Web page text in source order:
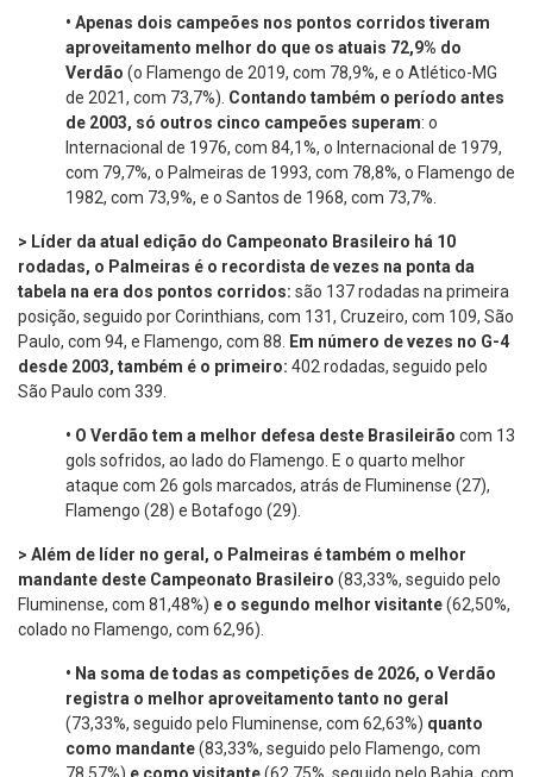
• Apenas dois campeões nos pontos corridos tiveram
aproveitamento melhor do que os atuais 72,9% do
Verdão (o Flamengo de 2019, com 78,9%, e o Atlético-MG
de 2021, com 73,7%). Contando também o período antes
de 2003, só outros cinco campeões superam: o
Internacional de 1976, com 84,1%, o Internacional de 1979,
com 79,7%, o Palmeiras de 1993, com 78,8%, o Flamengo de
1982, com 73,9%, e o Santos de 1968, com 73,7%.
> Líder da atual edição do Campeonato Brasileiro há 10
rodadas, o Palmeiras é o recordista de vezes na ponta da
tabela na era dos pontos corridos: são 137 rodadas na primeira
posição, seguido por Corinthians, com 131, Cruzeiro, com 109, São
Paulo, com 94, e Flamengo, com 88.
Em número de vezes no G-4
desde 2003, também é o primeiro: 402 rodadas, seguido pelo
São Paulo com 339.
• O Verdão tem a melhor defesa deste Brasileirão com 13
gols sofridos, ao lado do Flamengo. E o quarto melhor
ataque com 26 gols marcados, atrás de Fluminense (27),
Flamengo (28) e Botafogo (29).
> Além de líder no geral, o Palmeiras é também o melhor
mandante deste Campeonato Brasileiro (83,33%, seguido pelo
Fluminense, com 81,48%) e o segundo melhor visitante(62,50%,
colado no Flamengo, com 62,96).
• Na soma de todas as competições de 2026, o Verdão
registra o melhor aproveitamento tanto no geral
(73,33%, seguido pelo Fluminense, com 62,63%) quanto
como mandante(83,33%, seguido pelo Flamengo, com